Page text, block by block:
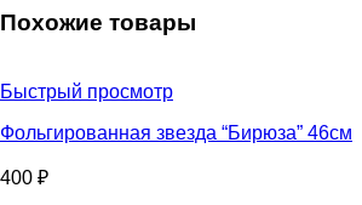
Похожие товары
Быстрый просмотр
Фольгированная звезда “Бирюза” 46см
400 ₽